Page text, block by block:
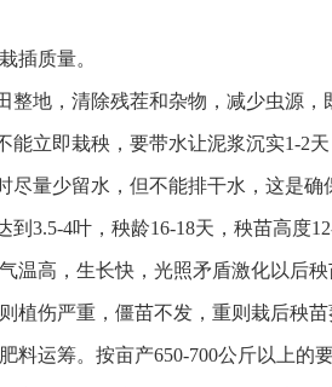
插质量。
整地，清除残茬和杂物，减少虫源
能立即栽秧，要带水让泥浆沉实1-2
尽量少留水，但不能排干水，这是
到3.5-4叶，秧龄16-18天，秧苗高度
温高，生长快，光照矛盾激化以后
植伤严重，僵苗不发，重则栽后秧
肥料运筹。按亩产650-700公斤以上